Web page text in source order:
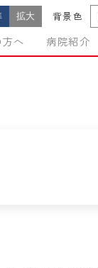
拡大 背景色
へ 病院紹介